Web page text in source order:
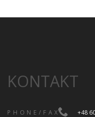
KONTAKT
PHONE/FAX +48